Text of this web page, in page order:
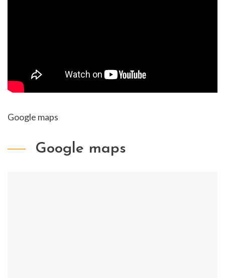
Google maps
Google maps